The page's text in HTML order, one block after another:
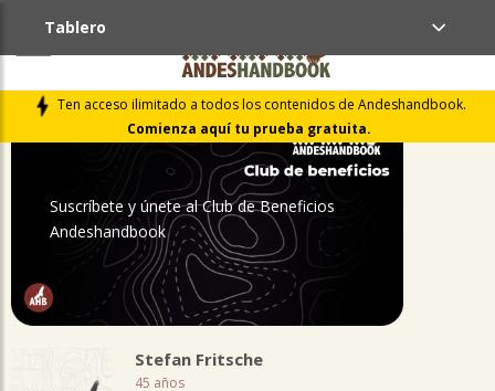
Ten acceso ilimitado a todos los contenidos de Andeshandbook.
Comienza aquí tu prueba gratuita.
Tablero
Suscríbete y únete al Club de Beneficios
Andeshandbook
Stefan Fritsche
45 años